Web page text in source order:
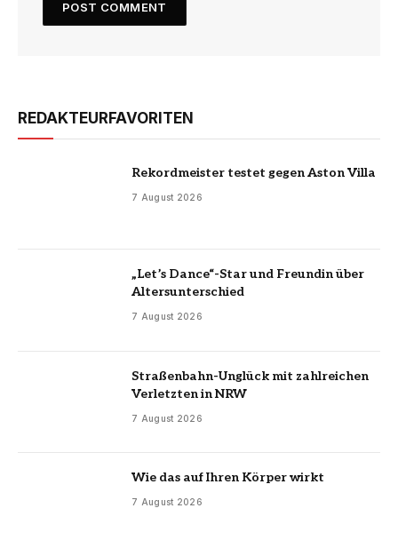
REDAKTEURFAVORITEN
Rekordmeister testet gegen Aston Villa
7 August 2026
„Let’s Dance“-Star und Freundin über
Altersunterschied
7 August 2026
Straßenbahn-Unglück mit zahlreichen
Verletzten in NRW
7 August 2026
Wie das auf Ihren Körper wirkt
7 August 2026